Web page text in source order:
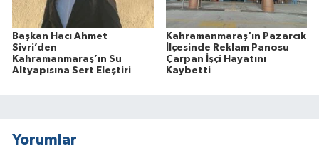
Başkan Hacı Ahmet
Sivri’den
Kahramanmaraş’ın Su
Altyapısına Sert Eleştiri
Kahramanmaraş'ın Pazarcık
İlçesinde Reklam Panosu
Çarpan İşçi Hayatını
Kaybetti
Yorumlar